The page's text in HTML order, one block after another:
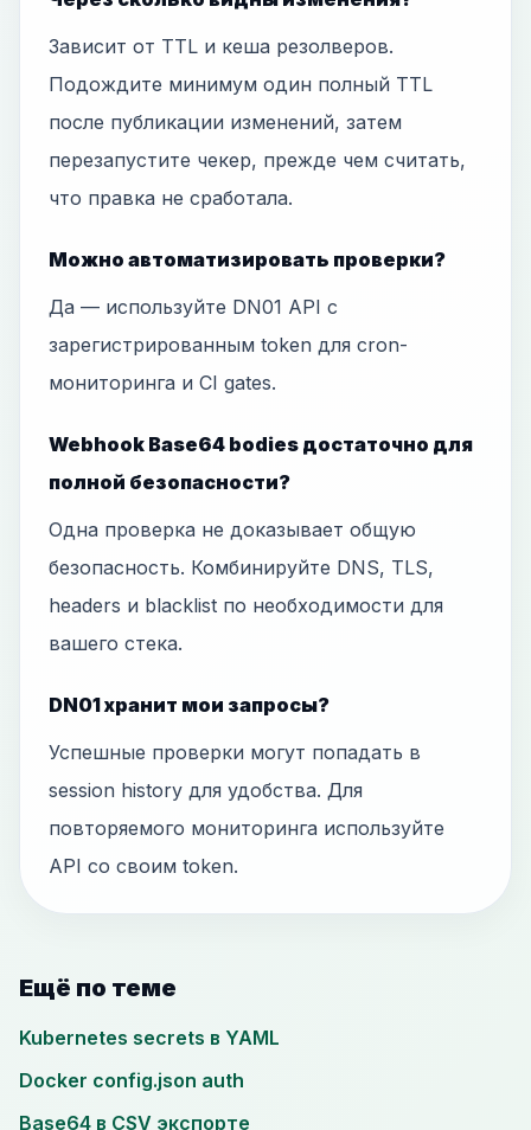
Зависит от TTL и кеша резолверов.
Подождите минимум один полный TTL
после публикации изменений, затем
перезапустите чекер, прежде чем считать,
что правка не сработала.
Можно автоматизировать проверки?
Да — используйте DN01 API с
зарегистрированным token для cron-
мониторинга и CI gates.
Webhook Base64 bodies достаточно для
полной безопасности?
Одна проверка не доказывает общую
безопасность. Комбинируйте DNS, TLS,
headers и blacklist по необходимости для
вашего стека.
DN01 хранит мои запросы?
Успешные проверки могут попадать в
session history для удобства. Для
повторяемого мониторинга используйте
API со своим token.
Ещё по теме
Kubernetes secrets в YAML
Docker config.json auth
Base64 в CSV экспорте